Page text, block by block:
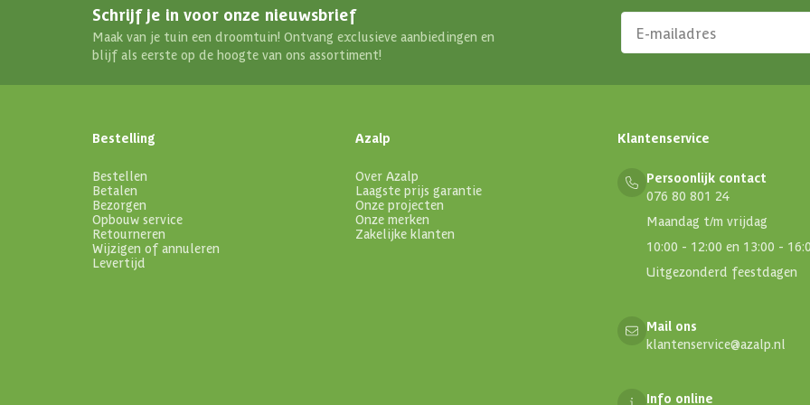
Schrijf je in voor onze nieuwsbrief
Maak van je tuin een droomtuin! Ontvang exclusieve aanbiedingen en
blijf als eerste op de hoogte van ons assortiment!
Bestelling
Bestellen
Betalen
Bezorgen
Opbouw service
Retourneren
Wijzigen of annuleren
Levertijd
Azalp
Over Azalp
Laagste prijs garantie
Onze projecten
Onze merken
Zakelijke klanten
Klantenservice
Persoonlijk contact
076 80 801 24
Maandag t/m vrijdag
10:00 - 12:00 en 13:00 -
Uitgezonderd feestdagen
Mail ons
klantenservice@azalp.nl
Info online